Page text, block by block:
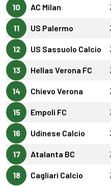
10 AC Milan
11 US Palermo
12 US Sassuolo Calcio
13 Hellas Verona FC
14 Chievo Verona
15 Empoli FC
16 Udinese Calcio
17 Atalanta BC
18 Cagliari Calcio